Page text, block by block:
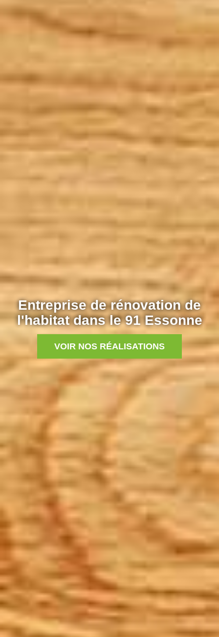
Entreprise de rénovation de
l'habitat dans le 91 Essonne
VOIR NOS RÉALISATIONS